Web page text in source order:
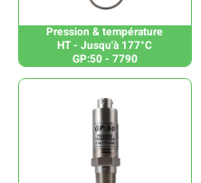
Pression & température
HT - Jusqu'à 177°C
GP:50 - 7790